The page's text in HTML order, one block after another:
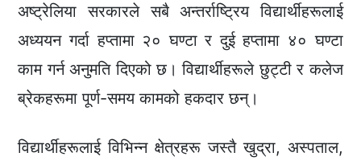
अष्ट्रेलिया सरकारले सबै अन्तर्राष्ट्रिय विद्यार्थीहरूलाई
अध्ययन गर्दा हप्तामा २० घण्टा र दुई हप्तामा ४० घण्टा
काम गर्न अनुमति दिएको छ। विद्यार्थीहरूले छुट्टी र कलेज
ब्रेकहरूमा पूर्ण-समय कामको हकदार छन्।
विद्यार्थीहरूलाई विभिन्न क्षेत्रहरू जस्तै खुद्रा, अस्पताल,